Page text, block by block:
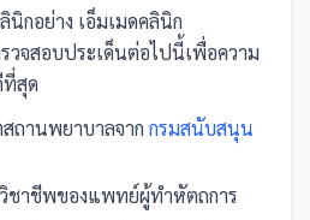
นิกอย่าง เอ็มเมดคลินิก
วจสอบประเด็นต่อไปนี้เพื่อความ
สุด
ถานพยาบาลจาก กรมสนับสนุน
ชาชีพของแพทย์ผู้ทำหัตถการ